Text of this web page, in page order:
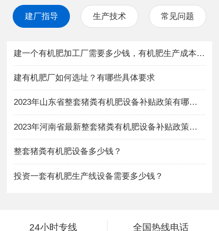
建厂指导 生产技术 常见问题
建一个有机肥加工厂需要多少钱，有机肥生产成本与利润如何？
建有机肥厂如何选址？有哪些具体要求
2023年山东省整套猪粪有机肥设备补贴政策有哪些？
2023年河南省最新整套猪粪有机肥设备补贴政策有哪些？
整套猪粪有机肥设备多少钱？
投资一套有机肥生产线设备需要多少钱？
24小时专线 全国热线电话